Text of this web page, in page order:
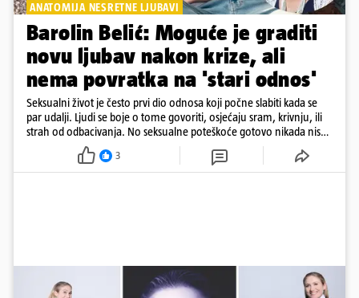
ANATOMIJA NESRETNE LJUBAVI
Barolin Belić: Moguće je graditi
novu ljubav nakon krize, ali
nema povratka na 'stari odnos'
Seksualni život je često prvi dio odnosa koji počne slabiti kada se
par udalji. Ljudi se boje o tome govoriti, osjećaju sram, krivnju, ili
strah od odbacivanja. No seksualne poteškoće gotovo nikada nisu
samo 'problem u krevetu'
3